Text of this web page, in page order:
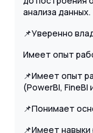
анализа данных.
📌Уверенно
Имеет опыт
📌Имеет опыт
(PowerBI, FineBI
📌Понимает
📌Имеет